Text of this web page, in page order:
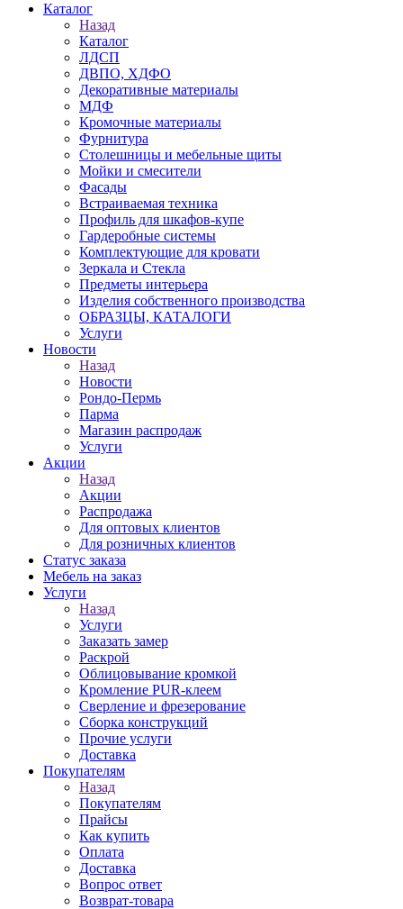
Каталог
Назад
Каталог
ЛДСП
ДВПО, ХДФО
Декоративные материалы
МДФ
Кромочные материалы
Фурнитура
Столешницы и мебельные щиты
Мойки и смесители
Фасады
Встраиваемая техника
Профиль для шкафов-купе
Гардеробные системы
Комплектующие для кровати
Зеркала и Стекла
Предметы интерьера
Изделия собственного производства
ОБРАЗЦЫ, КАТАЛОГИ
Услуги
Новости
Назад
Новости
Рондо-Пермь
Парма
Магазин распродаж
Услуги
Акции
Назад
Акции
Распродажа
Для оптовых клиентов
Для розничных клиентов
Статус заказа
Мебель на заказ
Услуги
Назад
Услуги
Заказать замер
Раскрой
Облицовывание кромкой
Кромление PUR-клеем
Сверление и фрезерование
Сборка конструкций
Прочие услуги
Доставка
Покупателям
Назад
Покупателям
Прайсы
Как купить
Оплата
Доставка
Вопрос ответ
Возврат-товара